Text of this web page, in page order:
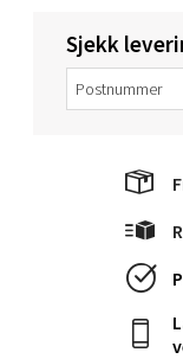
Sjekk
Molde -
Åpent i dag 10-